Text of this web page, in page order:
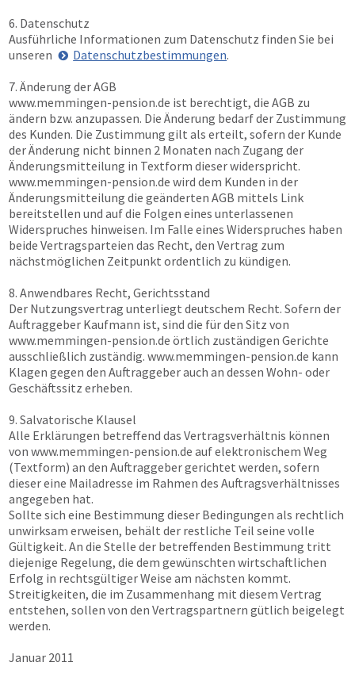
6. Datenschutz
Ausführliche Informationen zum Datenschutz finden Sie bei
unseren
Datenschutzbestimmungen.
7. Änderung der AGB
www.memmingen-pension.de ist berechtigt, die AGB zu
ändern bzw. anzupassen. Die Änderung bedarf der Zustimmung
des Kunden. Die Zustimmung gilt als erteilt, sofern der Kunde
der Änderung nicht binnen 2 Monaten nach Zugang der
Änderungsmitteilung in Textform dieser widerspricht.
www.memmingen-pension.de wird dem Kunden in der
Änderungsmitteilung die geänderten AGB mittels Link
bereitstellen und auf die Folgen eines unterlassenen
Widerspruches hinweisen. Im Falle eines Widerspruches haben
beide Vertragsparteien das Recht, den Vertrag zum
nächstmöglichen Zeitpunkt ordentlich zu kündigen.
8. Anwendbares Recht, Gerichtsstand
Der Nutzungsvertrag unterliegt deutschem Recht. Sofern der
Auftraggeber Kaufmann ist, sind die für den Sitz von
www.memmingen-pension.de örtlich zuständigen Gerichte
ausschließlich zuständig. www.memmingen-pension.de kann
Klagen gegen den Auftraggeber auch an dessen Wohn- oder
Geschäftssitz erheben.
9. Salvatorische Klausel
Alle Erklärungen betreffend das Vertragsverhältnis können
von www.memmingen-pension.de auf elektronischem Weg
(Textform) an den Auftraggeber gerichtet werden, sofern
dieser eine Mailadresse im Rahmen des Auftragsverhältnisses
angegeben hat.
Sollte sich eine Bestimmung dieser Bedingungen als rechtlich
unwirksam erweisen, behält der restliche Teil seine volle
Gültigkeit. An die Stelle der betreffenden Bestimmung tritt
diejenige Regelung, die dem gewünschten wirtschaftlichen
Erfolg in rechtsgültiger Weise am nächsten kommt.
Streitigkeiten, die im Zusammenhang mit diesem Vertrag
entstehen, sollen von den Vertragspartnern gütlich beigelegt
werden.
Januar 2011